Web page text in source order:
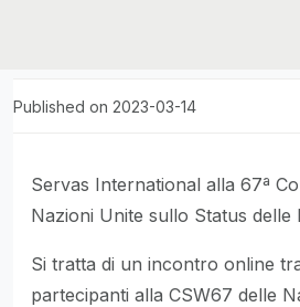
Published on 2023-03-14
Servas International alla 67ª
Nazioni Unite sullo Status delle
Si tratta di un incontro online
partecipanti alla CSW67 delle